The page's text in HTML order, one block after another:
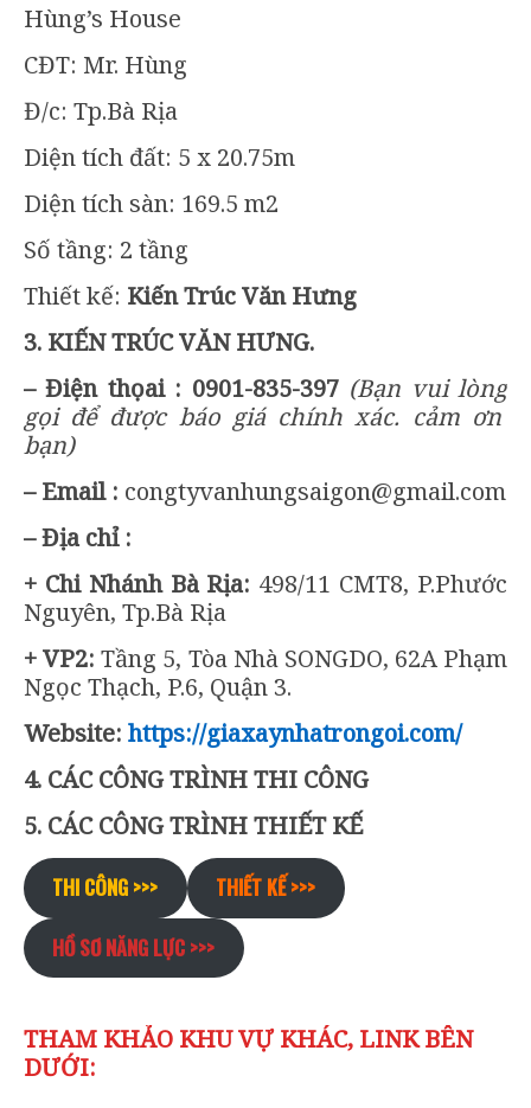
Hùng’s House
CĐT: Mr. Hùng
Đ/c: Tp.Bà Rịa
Diện tích đất: 5 x 20.75m
Diện tích sàn: 169.5 m2
Số tầng: 2 tầng
Thiết kế: Kiến Trúc Văn Hưng
3. KIẾN TRÚC VĂN HƯNG.
– Điện thọai : 0901-835-397 (Bạn vui lòng
gọi để được báo giá chính xác. cảm ơn
bạn)
– Email : congtyvanhungsaigon@gmail.com
– Địa chỉ :
+ Chi Nhánh Bà Rịa: 498/11 CMT8, P.Phước
Nguyên, Tp.Bà Rịa
+ VP2:Tầng 5, Tòa Nhà SONGDO, 62A Phạm
Ngọc Thạch, P.6, Quận 3.
Website: https://giaxaynhatrongoi.com/
4. CÁC CÔNG TRÌNH THI CÔNG
5. CÁC CÔNG TRÌNH THIẾT KẾ
THI CÔNG >>> THIẾT KẾ >>>
HỒ SƠ NĂNG LỰC >>>
THAM KHẢO KHU VỰ KHÁC, LINK BÊN
DƯỚI: